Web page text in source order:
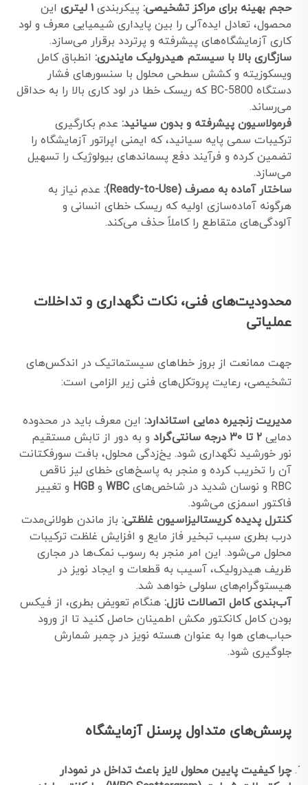
حجم بهینه برای مراکز تشخیصی: پیکربندی ۱ لیتری
این
محصول، تعادل ایده‌آلی را بین پایداری شیمیایی معرف و لود
کاری آزمایشگاه‌های پیشرفته و پرتردد برقرار می‌سازد.
سازگاری بالا با سیستم هیدرولیک مایندری: انطباق کامل
ویسکوزیته و کشش سطحی محلول با سنسورهای فشار
دستگاه BC-5800 که ریسک خطا در لود کاری بالا را به حداقل
می‌رساند.
فرمولاسیون پیشرفته و بدون سیانید: عدم بکارگیری
ترکیبات سمی پایه سیانید، که ایمنی اپراتور آزمایشگاه را
تضمین کرده و فرآیند دفع پسماندهای بیولوژیک را تسهیل
می‌سازد.
ساختار آماده به مصرف (Ready-to-Use):
عدم نیاز به
هرگونه آماده‌سازی اولیه که ریسک خطای انسانی و
آلودگی‌های متقاطع را کاملاً حذف می‌کند.
محدودیت‌های فنی، نکات نگهداری و تداخلات
عملیاتی
جهت ممانعت از بروز خطاهای سیستماتیک در اندکس‌های
تشخیصی، رعایت پروتکل‌های فنی زیر الزامی است:
مدیریت زنجیره دمایی استاندارد: این معرف باید در محدوده
دمایی ۲ تا ۳۰ درجه سانتی‌گراد
و به دور از تابش مستقیم
نور خورشید نگهداری شود. یخ‌زدگی محلول، بافت سورفکتانت
آن را تخریب کرده و منجر به پاسخ‌های خطای لیز ناقص
RBC و نوسان شدید در شاخص‌های
WBC و HGB و تغییر
فاکتور اسمزی می‌شود.
کنترل پدیده کریستالیزاسیون غلظتی: باز ماندن طولانی‌مدت
درب بطری سبب تبخیر فاز مایع و افزایش غلظت ترکیبات
محلول می‌شود. این امر منجر به رسوب نمک‌ها در مجاری
ظریف هیدرولیک، آسیب به قطعات و ایجاد نویز در
هیستوگرام‌های سلولی خواهد شد.
آب‌بندی کامل اتصالات نازل: هنگام تعویض بطری، از فیکس
بودن کامل کانکتور مکش اطمینان حاصل کنید تا از ورود
حباب‌های هوا به عنوان هسته نویز در چمبر شمارش
جلوگیری شود.
پرسش‌های متداول پرسنل آزمایشگاه
چرا کیفیت پایین محلول لایز باعث تداخل در نمودار